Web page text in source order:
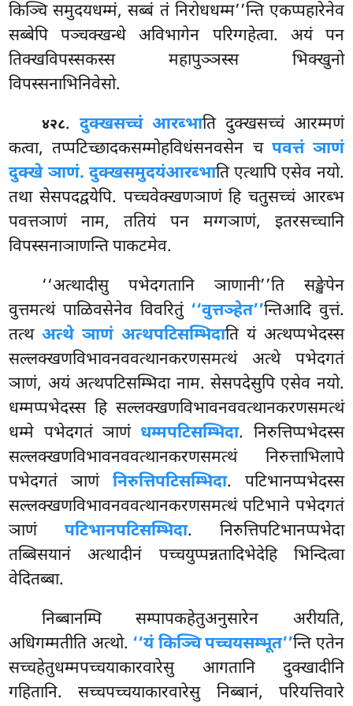
किञ्चि समुदयधम्मं, सब्बं तं निरोधधम्म’’न्ति एकप्पहारेनेव
सब्बेपि पञ्चक्खन्धे अविभागेन परिग्गहेत्वा. अयं पन
तिक्खविपस्सकस्स महापुञ्ञस्स भिक्खुनो
विपस्सनाभिनिवेसो.
४२८. दुक्खसच्चं आरब्भाति दुक्खसच्चं आरम्मणं
कत्वा, तप्पटिच्छादकसम्मोहविधंसनवसेन च पवत्तं ञाणं
दुक्खे ञाणं. दुक्खसमुदयंआरब्भातिएत्थापि एसेव नयो.
तथा सेसपदद्वयेपि. पच्चवेक्खणञाणं हि चतुसच्चं आरब्भ
पवत्तञाणं नाम, ततियं पन मग्गञाणं, इतरसच्चानि
विपस्सनाञाणन्ति पाकटमेव.
‘‘अत्थादीसु पभेदगतानि ञाणानी’’ति सङ्खेपेन
वुत्तमत्थं पाळिवसेनेव विवरितुं ‘‘वुत्तञ्हेत’’न्तिआदि वुत्तं.
तत्थअत्थे ञाणं अत्थपटिसम्भिदाति यं अत्थप्पभेदस्स
सल्लक्खणविभावनववत्थानकरणसमत्थं अत्थे पभेदगतं
ञाणं, अयं अत्थपटिसम्भिदा नाम. सेसपदेसुपि एसेव नयो.
धम्मप्पभेदस्स हि सल्लक्खणविभावनववत्थानकरणसमत्थं
धम्मे पभेदगतं ञाणं धम्मपटिसम्भिदा. निरुत्तिप्पभेदस्स
सल्लक्खणविभावनववत्थानकरणसमत्थं निरुत्ताभिलापे
पभेदगतं ञाणं निरुत्तिपटिसम्भिदा. पटिभानप्पभेदस्स
सल्लक्खणविभावनववत्थानकरणसमत्थं पटिभाने पभेदगतं
ञाणं पटिभानपटिसम्भिदा. निरुत्तिपटिभानप्पभेदा
तब्बिसयानं अत्थादीनं पच्चयुप्पन्नतादिभेदेहि भिन्दित्वा
वेदितब्बा.
निब्बानम्पिसम्पापकहेतुअनुसारेन अरीयति,
अधिगम्मतीति अत्थो. ‘‘यं किञ्चि पच्चयसम्भूत’’न्ति एतेन
सच्चहेतुधम्मपच्चयाकारवारेसु आगतानि दुक्खादीनि
गहितानि. सच्चपच्चयाकारवारेसु निब्बानं, परियत्तिवारे